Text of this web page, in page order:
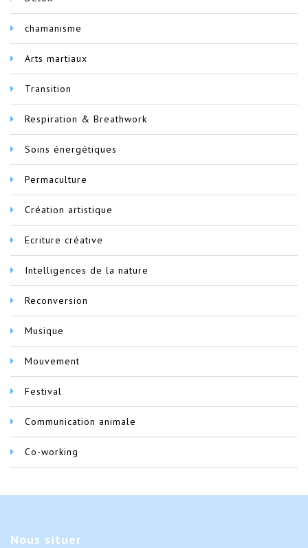
chamanisme
Arts martiaux
Transition
Respiration & Breathwork
Soins énergétiques
Permaculture
Création artistique
Ecriture créative
Intelligences de la nature
Reconversion
Musique
Mouvement
Festival
Communication animale
Co-working
Nous situer